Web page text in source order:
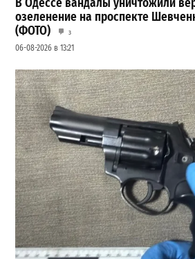
озеленение на проспекте
(ФОТО)
3
06-08-2026 в 13:21